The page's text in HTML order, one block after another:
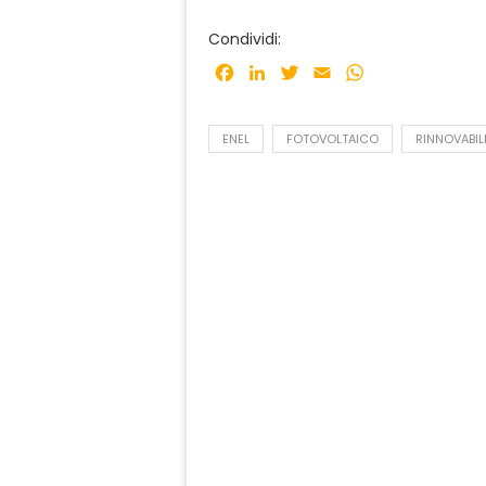
Condividi:
Facebook
LinkedInTwitter
Email
ENEL FOTOVOLTAICO RINNOVABILI